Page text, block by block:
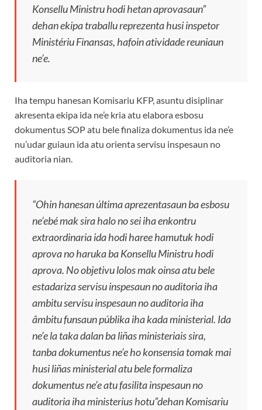
Konsellu Ministru hodi hetan aprovasaun”
dehan ekipa traballu reprezenta husi inspetor
Ministériu Finansas, hafoin atividade reuniaun
ne’e.
Iha tempu hanesan Komisariu KFP, asuntu disiplinar
akresenta ekipa ida ne’e kria atu elabora esbosu
dokumentus SOP atu bele finaliza dokumentus ida ne’e
nu’udar guiaun ida atu orienta servisu inspesaun no
auditoria nian.
“Ohin hanesan última aprezentasaun ba esbosu
ne’ebé mak sira halo no sei iha enkontru
extraordinaria ida hodi haree hamutuk hodi
aprova no haruka ba Konsellu Ministru hodi
aprova. No objetivu lolos mak oinsa atu bele
estadariza servisu inspesaun no auditoria iha
ambitu servisu inspesaun no auditoria iha
âmbitu funsaun públika iha kada ministerial. Ida
ne’e la taka dalan ba liñas ministeriais sira,
tanba dokumentus ne’e ho konsensia tomak mai
husi liñas ministerial atu bele formaliza
dokumentus ne’e atu fasilita inspesaun no
auditoria iha ministerius hotu”dehan Komisariu